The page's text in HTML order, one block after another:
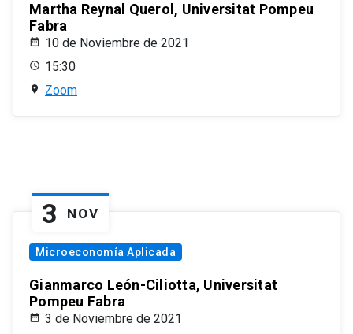
Martha Reynal Querol, Universitat Pompeu
Fabra
10 de Noviembre de 2021
15:30
Zoom
3 NOV
Microeconomía Aplicada
Gianmarco León-Ciliotta, Universitat
Pompeu Fabra
3 de Noviembre de 2021